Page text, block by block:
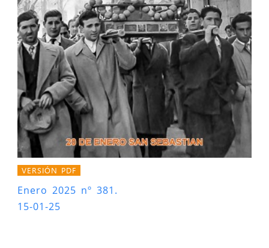
VERSIÓN PDF
Enero 2025 nº 381.
15-01-25